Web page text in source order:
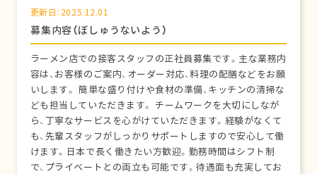
更新日：2025.12.01
募集内容（ぼしゅうないよう）
ラーメン店での接客スタッフの正社員募集です。主な業務内
容は、お客様のご案内、オーダー対応、料理の配膳などをお願
いします。 簡単な盛り付けや食材の準備、キッチンの清掃な
ども担当していただきます。 チームワークを大切にしなが
ら、丁寧なサービスを心がけていただきます。経験がなくて
も、先輩スタッフがしっかりサポートしますので安心して働
けます。日本で長く働きたい方歓迎。勤務時間はシフト制
で、プライベートとの両立も可能です。待遇面も充実してお